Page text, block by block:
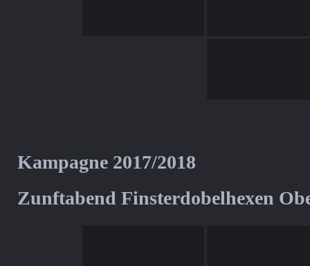
Kampagne 2017/2018
Zunftabend Finsterdobelhexen